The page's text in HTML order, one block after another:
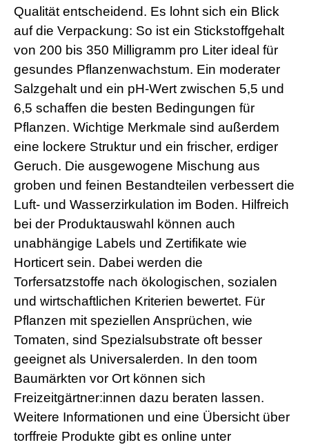
Qualität entscheidend. Es lohnt sich ein Blick
auf die Verpackung: So ist ein Stickstoffgehalt
von 200 bis 350 Milligramm pro Liter ideal für
gesundes Pflanzenwachstum. Ein moderater
Salzgehalt und ein pH-Wert zwischen 5,5 und
6,5 schaffen die besten Bedingungen für
Pflanzen. Wichtige Merkmale sind außerdem
eine lockere Struktur und ein frischer, erdiger
Geruch. Die ausgewogene Mischung aus
groben und feinen Bestandteilen verbessert die
Luft- und Wasserzirkulation im Boden. Hilfreich
bei der Produktauswahl können auch
unabhängige Labels und Zertifikate wie
Horticert sein. Dabei werden die
Torfersatzstoffe nach ökologischen, sozialen
und wirtschaftlichen Kriterien bewertet. Für
Pflanzen mit speziellen Ansprüchen, wie
Tomaten, sind Spezialsubstrate oft besser
geeignet als Universalerden. In den toom
Baumärkten vor Ort können sich
Freizeitgärtner:innen dazu beraten lassen.
Weitere Informationen und eine Übersicht über
torffreie Produkte gibt es online unter